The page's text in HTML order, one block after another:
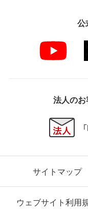
公
法人の
サイトマップ
ウェブサイト利用